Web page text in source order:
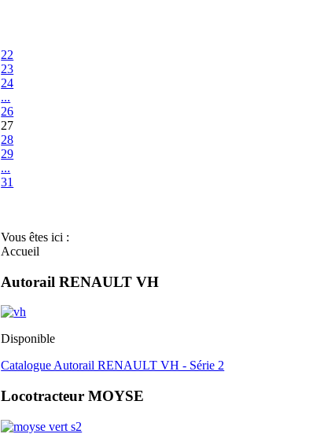
22
23
24
...
26
27
28
29
...
31
Vous êtes ici :
Accueil
Autorail RENAULT VH
Disponible
Catalogue Autorail RENAULT VH - Série 2
Locotracteur MOYSE